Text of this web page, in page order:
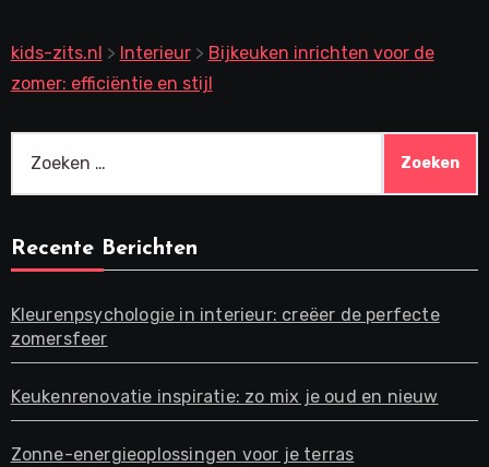
kids-zits.nl > Interieur> Bijkeuken inrichten voor de
zomer: efficiëntie en stijl
naar:
Recente Berichten
Kleurenpsychologie in interieur: creëer de perfecte
zomersfeer
Keukenrenovatie inspiratie: zo mix je oud en nieuw
Zonne-energieoplossingen voor je terras